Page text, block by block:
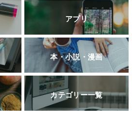
アプリ
本・小説・漫画
カテゴリー一覧